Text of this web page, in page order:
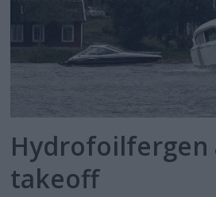
Hydrofoilfergen
takeoff